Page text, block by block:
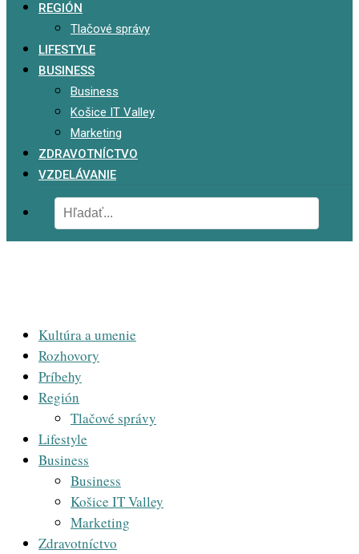
REGIÓN
Tlačové správy
LIFESTYLE
BUSINESS
Business
Košice IT Valley
Marketing
ZDRAVOTNÍCTVO
VZDELÁVANIE
Kultúra a umenie
Rozhovory
Príbehy
Región
Tlačové správy
Lifestyle
Business
Business
Košice IT Valley
Marketing
Zdravotníctvo